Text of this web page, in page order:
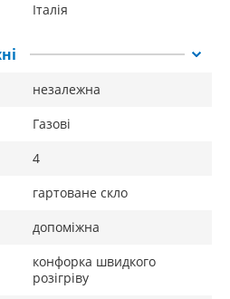
Італія
незалежна
Газові
4
гартоване скло
допоміжна
конфорка швидкого
розігріву